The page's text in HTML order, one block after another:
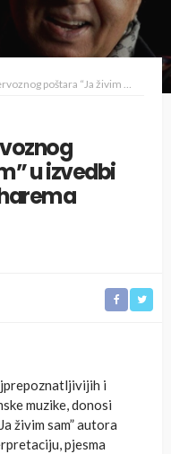
u izvedbi muzičke legende Muharema Serbezovskog
u izvedbi
i
muzike, donosi
živim sam” autora
pjesma